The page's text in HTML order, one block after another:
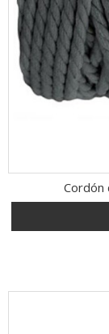
Cordón